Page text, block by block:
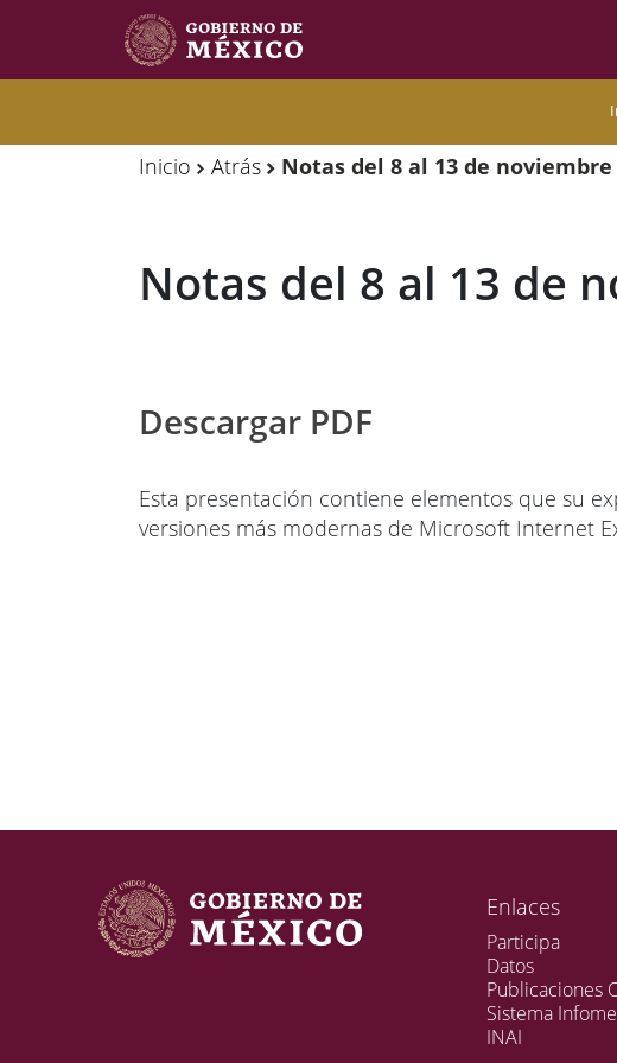
de
de Inicio Atrás Notas del 8 al 13 de noviembre
Notas del 8 al 13 de
Descargar PDF
Esta presentación contiene elementos que su
versiones más modernas de Microsoft Internet
Enlaces
Participa
Datos
Publicaciones
Sistema
INAI